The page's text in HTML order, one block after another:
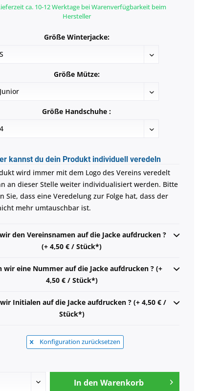
ca. 10-12 Werktage bei Warenverfügbarkeit beim
Hersteller
Größe Winterjacke:
Größe Mütze:
Größe Handschuhe :
kannst du dein Produkt individuell veredeln
wird immer mit dem Logo des Vereins veredelt
an dieser Stelle weiter individualisiert werden. Bitte
Sie, dass eine Veredelung zur Folge hat, dass der
mehr umtauschbar ist.
den Vereinsnamen auf die Jacke aufdrucken ?
(+ 4,50 € / Stück*)
wir eine Nummer auf die Jacke aufdrucken ? (+
4,50 € / Stück*)
Initialen auf die Jacke aufdrucken ? (+ 4,50 € /
Stück*)
Konfiguration zurücksetzen
In den Warenkorb